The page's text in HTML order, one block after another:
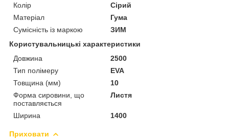
Колір
Сірий
Матеріал
Гума
Сумісність із маркою
ЗИМ
Користувальницькі характеристики
Довжина
2500
Тип полімеру
EVA
Товщина (мм)
10
Форма сировини, що
поставляється
Листя
Ширина 1400
Приховати